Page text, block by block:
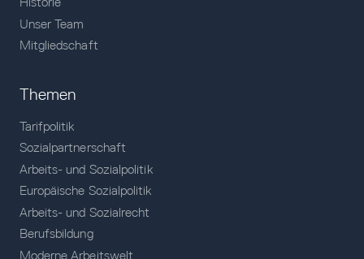
Unser Team
Mitgliedschaft
Themen
Tarifpolitik
Sozialpartnerschaft
Arbeits- und Sozialpolitik
Europäische Sozialpolitik
Arbeits- und Sozialrecht
Berufsbildung
Moderne Arbeitswelt